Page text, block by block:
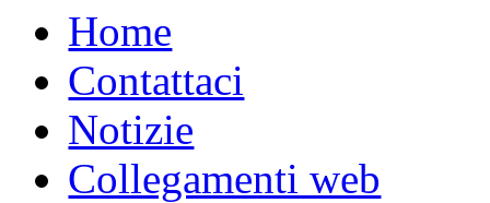
Home
Contattaci
Notizie
Collegamenti web